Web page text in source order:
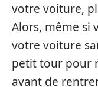
votre voiture,
Alors, même si
votre voiture
petit tour pour
avant de